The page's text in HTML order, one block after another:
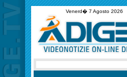
Venerd� 7 Agosto 2026